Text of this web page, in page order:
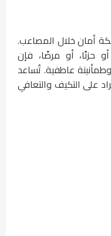
أمان خلال المصاعب.
حزنًا، أو مرضًا، فإن
عاطفية. تُساعد
على التكيف والتعافي